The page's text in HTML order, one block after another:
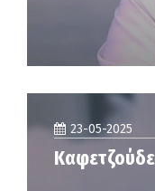
23-05-2025